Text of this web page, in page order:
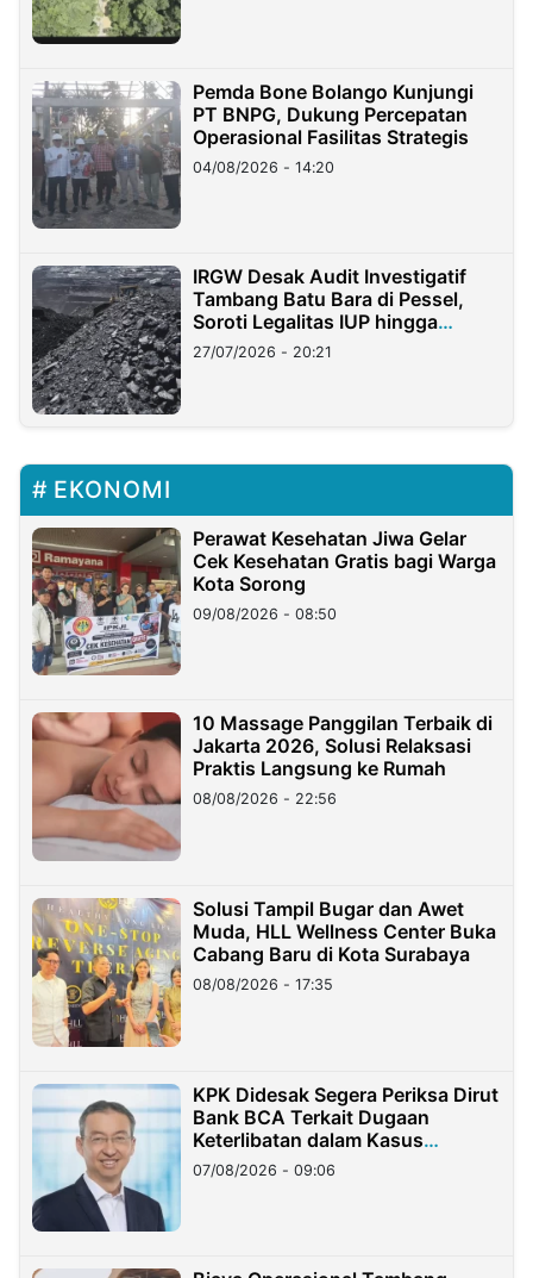
Pemda Bone Bolango Kunjungi
PT BNPG, Dukung Percepatan
Operasional Fasilitas Strategis
04/08/2026 - 14:20
IRGW Desak Audit Investigatif
Tambang Batu Bara di Pessel,
Soroti Legalitas IUP hingga
Stockpile
27/07/2026 - 20:21
EKONOMI
Perawat Kesehatan Jiwa Gelar
Cek Kesehatan Gratis bagi Warga
Kota Sorong
09/08/2026 - 08:50
10 Massage Panggilan Terbaik di
Jakarta 2026, Solusi Relaksasi
Praktis Langsung ke Rumah
08/08/2026 - 22:56
Solusi Tampil Bugar dan Awet
Muda, HLL Wellness Center Buka
Cabang Baru di Kota Surabaya
08/08/2026 - 17:35
KPK Didesak Segera Periksa Dirut
Bank BCA Terkait Dugaan
Keterlibatan dalam Kasus
Hilangnya Dana Nasabah Rp2,58
Miliar
07/08/2026 - 09:06